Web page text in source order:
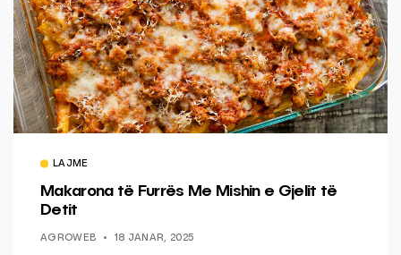
LAJME
Makarona të Furrës Me Mishin e Gjelit të
Detit
AGROWEB 18 JANAR, 2025